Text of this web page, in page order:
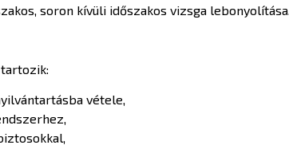
soron kívüli időszakos vizsga lebonyolítása.
vétele,